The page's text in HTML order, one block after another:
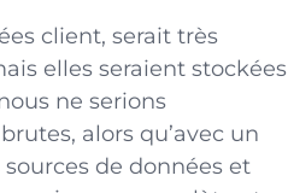
client, serait très
elles seraient stockées
ne serions
alors qu’avec un
de données et